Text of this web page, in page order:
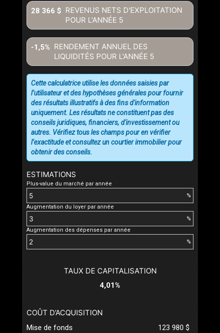
REVENUS NETS D'EXPLOITATION
POUR L'ANNÉE 5
28 366 $
RENDEMENT ANNUEL DES
LIQUIDITÉS POUR L'ANNÉE 5
-1,5%
ESTIMATIONS
Plus-value du marché par année
%
Augmentation du loyer par année
%
Augmentation des dépenses par année
%
Cette calculatrice utilise les données saisies par
l’utilisateur et des hypothèses générales pour fournir
des résultats illustratifs à des fins d'information
uniquement. Les résultats ne constituent pas des
conseils juridiques, financiers, d'investissement ou
autres. Vérifiez tous les champs pour en vérifier
l’exactitude et consultez un courtier immobilier pour
obtenir des conseils.
TAUX DE CAPITALISATION
4,01%
COÛT D’ACQUISITION
Mise de fonds
123 980 $